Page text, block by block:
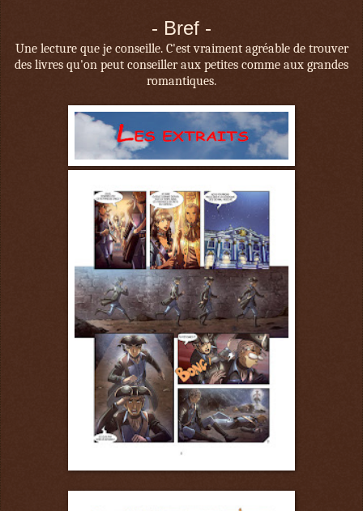
- Bref -
Une lecture que je conseille. C'est vraiment agréable de trouver
des livres qu'on peut conseiller aux petites comme aux grandes
romantiques.